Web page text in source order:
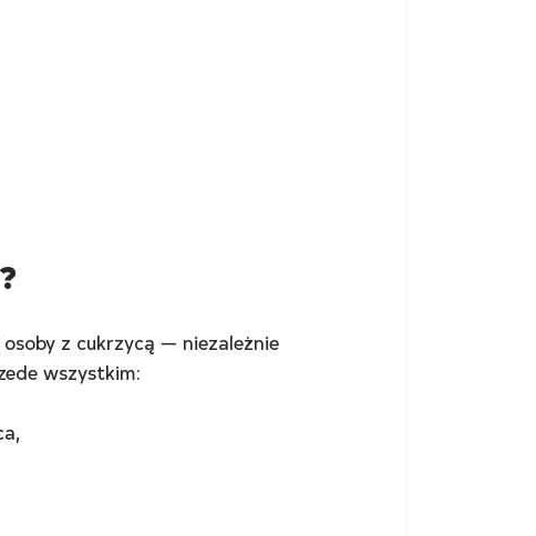
z cukrzycą — niezależnie
wszystkim: